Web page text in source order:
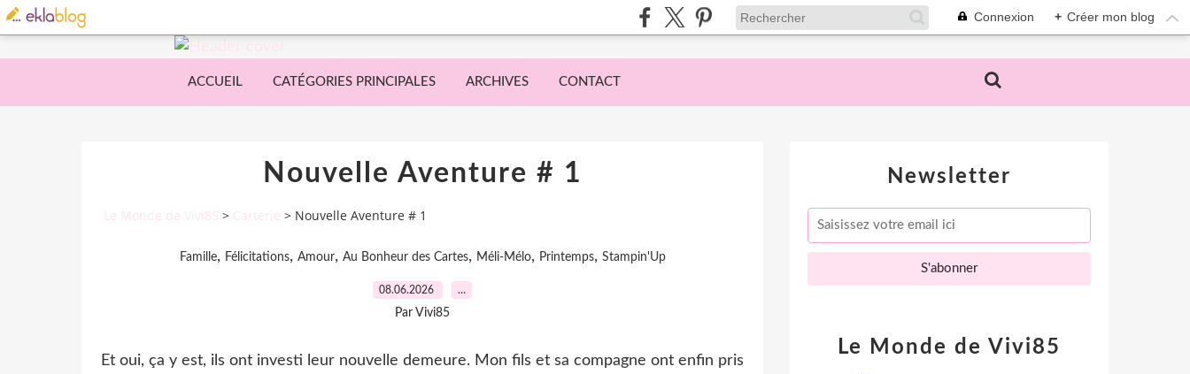
Connexion + Créer mon blog
ACCUEIL CATÉGORIES PRINCIPALES ARCHIVES CONTACT
Nouvelle Aventure # 1
Le Monde de Vivi85 > Carterie > Nouvelle Aventure # 1
Famille, Félicitations, Amour, Au Bonheur des Cartes, Méli-Mélo, Printemps, Stampin'Up
08.06.2026 …
Par Vivi85
Et oui, ça y est, ils ont investi leur nouvelle demeure. Mon fils et sa compagne ont enfin pris
Newsletter
Le Monde de Vivi85